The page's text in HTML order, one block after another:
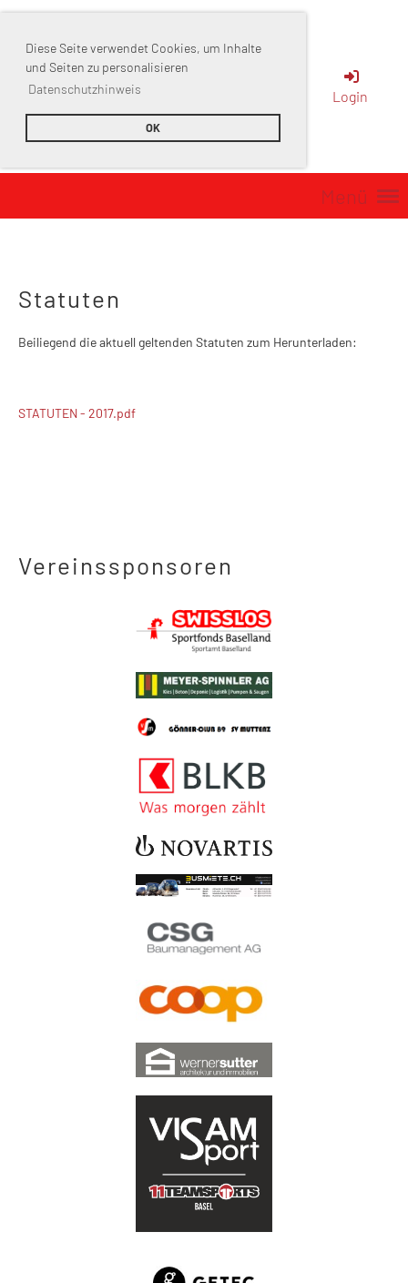
Diese Seite verwendet Cookies, um Inhalte
und Seiten zu personalisieren
Datenschutzhinweis
OK
Sportverein
Muttenz
Login
Menü
Statuten
Beiliegend die aktuell geltenden Statuten zum Herunterladen:
STATUTEN - 2017.pdf
Vereinssponsoren